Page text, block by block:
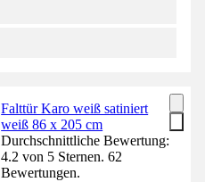
Falttür Karo weiß satiniert
weiß 86 x 205 cm
Durchschnittliche Bewertung:
4.2 von 5 Sternen. 62
Bewertungen.